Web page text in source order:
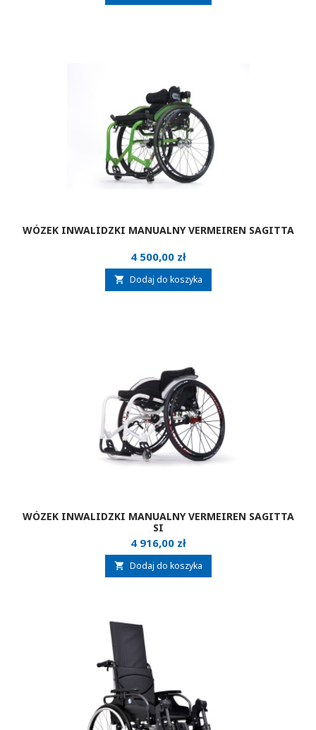
WÓZEK INWALIDZKI MANUALNY VERMEIREN SAGITTA
Cena
4 500,00 zł
 Dodaj do koszyka
WÓZEK INWALIDZKI MANUALNY VERMEIREN SAGITTA
SI
Cena
4 916,00 zł
 Dodaj do koszyka